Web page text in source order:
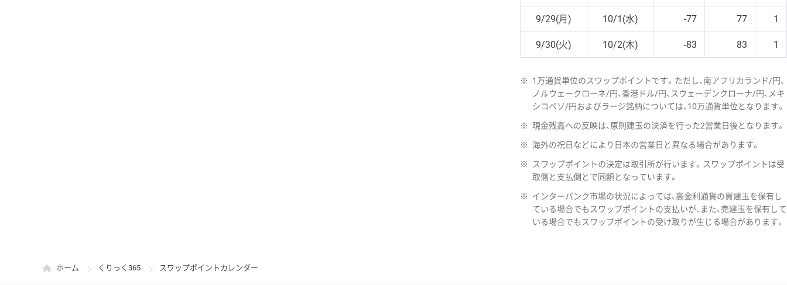
9/29(月) 10/1(水) -77 77 1
9/30(火) 10/2(木) -83 83 1
※
1万通貨単位のスワップポイントです。ただし、南アフリカランド/円、
ノルウェークローネ/円、香港ドル/円、スウェーデンクローナ/円、メキ
シコペソ/円およびラージ銘柄については、10万通貨単位となります。
※ 現金残高への反映は、原則建玉の決済を行った2営業日後となります。
※ 海外の祝日などにより日本の営業日と異なる場合があります。
※
スワップポイントの決定は取引所が行います。スワップポイントは受
取側と支払側とで同額となっています。
※
インターバンク市場の状況によっては、高金利通貨の買建玉を保有し
ている場合でもスワップポイントの支払いが、また、売建玉を保有して
いる場合でもスワップポイントの受け取りが生じる場合があります。
ホーム くりっく365 スワップポイントカレンダー